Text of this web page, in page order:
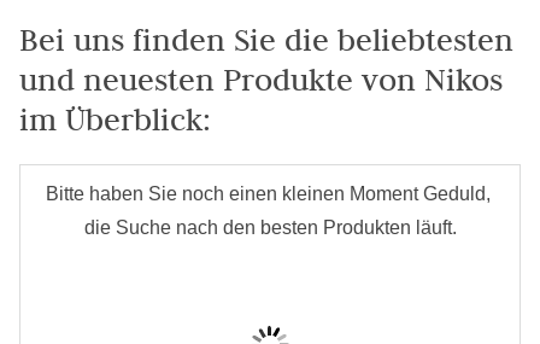
Bei uns finden Sie die beliebtesten
und neuesten Produkte von Nikos
im Überblick: